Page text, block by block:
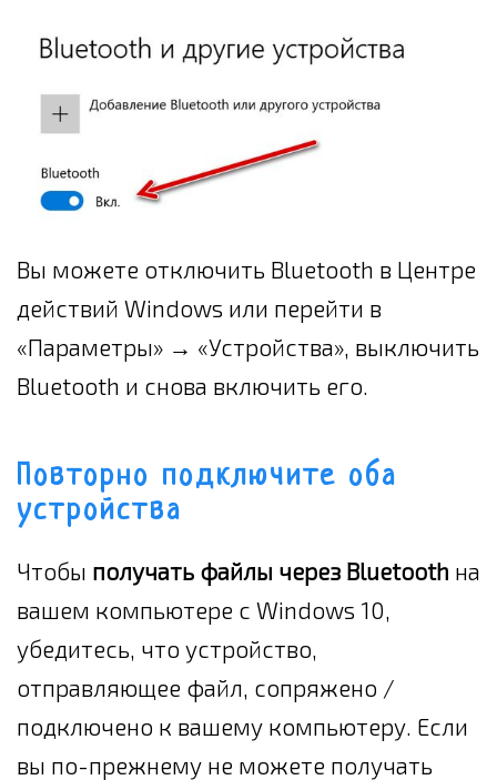
Вы можете отключить Bluetooth в Центре
действий Windows или перейти в
«Параметры» → «Устройства», выключить
Bluetooth и снова включить его.
Повторно подключите оба
устройства
Чтобы получать файлы через Bluetooth на
вашем компьютере с Windows 10,
убедитесь, что устройство,
отправляющее файл, сопряжено /
подключено к вашему компьютеру. Если
вы по-прежнему не можете получать